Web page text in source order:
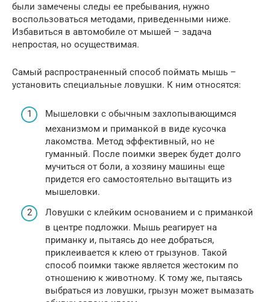
были замечены следы ее пребывания, нужно
воспользоваться методами, приведенными ниже.
Избавиться в автомобиле от мышей – задача
непростая, но осуществимая.
Самый распространенный способ поймать мышь –
установить специальные ловушки. К ним относятся:
Мышеловки с обычным захлопывающимся
механизмом и приманкой в виде кусочка
лакомства. Метод эффективный, но не
гуманный. После поимки зверек будет долго
мучиться от боли, а хозяину машины еще
придется его самостоятельно вытащить из
мышеловки.
Ловушки с клейким основанием и с приманкой
в центре подложки. Мышь реагирует на
приманку и, пытаясь до нее добраться,
приклеивается к клею от грызунов. Такой
способ поимки также является жестоким по
отношению к животному. К тому же, пытаясь
выбраться из ловушки, грызун может вымазать